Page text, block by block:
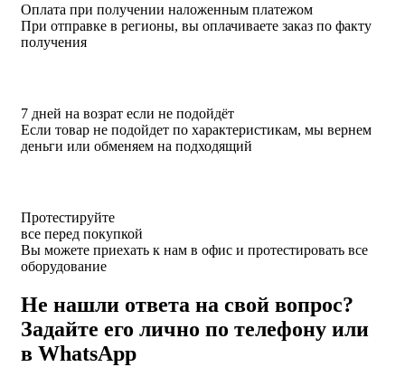
Оплата при получении наложенным платежом
При отправке в регионы, вы оплачиваете заказ по факту
получения
7 дней на возрат если не подойдёт
Если товар не подойдет по характеристикам, мы вернем
деньги или обменяем на подходящий
Протестируйте
все перед покупкой
Вы можете приехать к нам в офис и протестировать все
оборудование
Не нашли ответа на свой вопрос?
Задайте его лично по телефону или
в WhatsApp